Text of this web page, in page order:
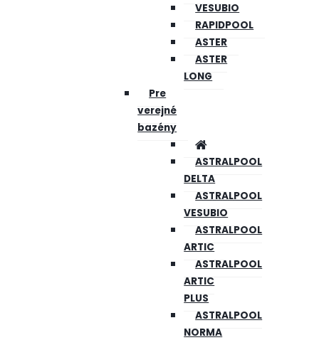
VESUBIO
RAPIDPOOL
ASTER
ASTER
LONG
Pre
verejné
bazény
ASTRALPOOL
DELTA
ASTRALPOOL
VESUBIO
ASTRALPOOL
ARTIC
ASTRALPOOL
ARTIC
PLUS
ASTRALPOOL
NORMA